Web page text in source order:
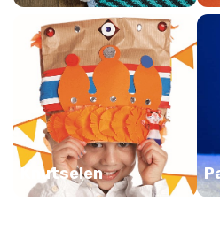
Knutselen